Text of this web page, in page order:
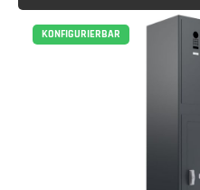
KONFIGURIERBAR